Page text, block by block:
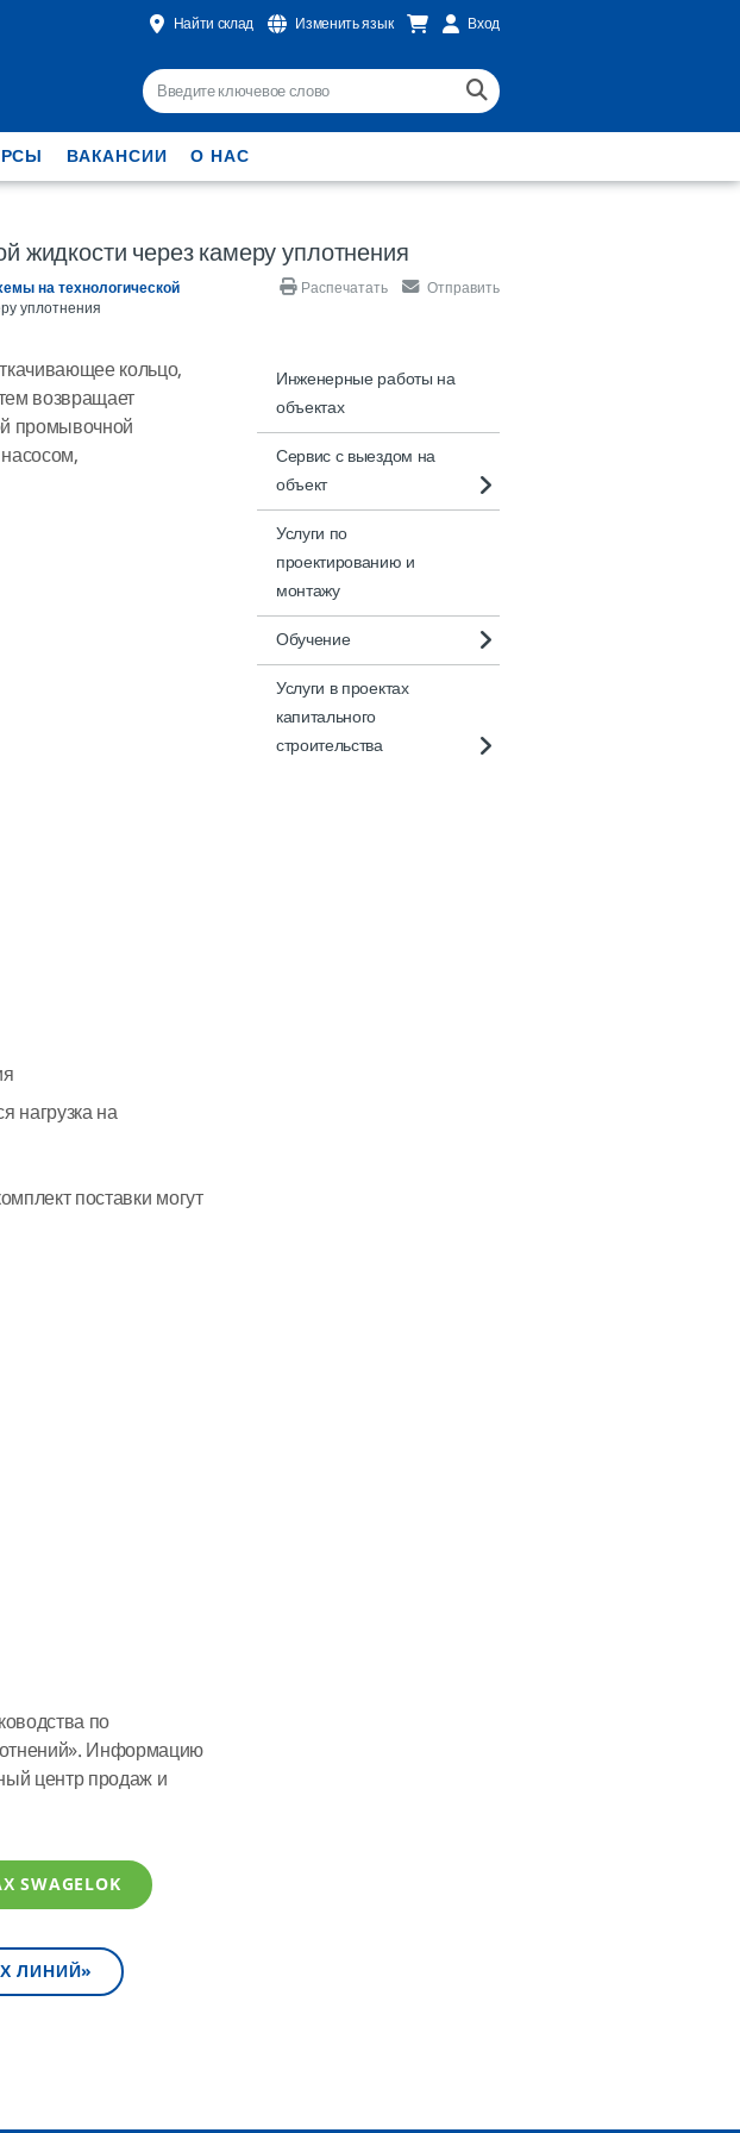
Найти склад Изменить язык Вход
ВАКАНСИИ О НАС
через камеру уплотнения
на технологической
уплотнения
Распечатать Отправить
Инженерные работы на
объектах
Сервис с выездом на
объект
Услуги по
проектированию и
монтажу
Обучение
Услуги в проектах
капитального
строительства
кольцо,
возвращает
промывочной
нагрузка на
поставки могут
по
Информацию
центр продаж и
ЛИНИЙ»